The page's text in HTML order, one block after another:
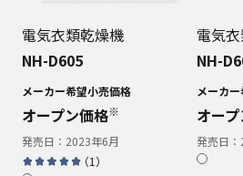
電気衣類乾燥機
NH-D605
メーカー希望小売価格
オープン価格※
発売日： 2023年6月
（1 ）
電気
NH-
メーカ
オー
発売日：